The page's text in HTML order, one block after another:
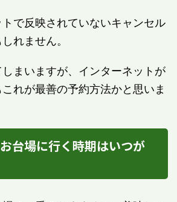
で反映されていないキャンセル
れません。
まいますが、インターネットが
れが最善の予約方法かと思いま
台場に行く時期はいつが